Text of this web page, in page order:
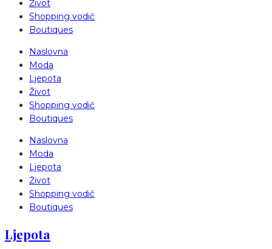
Život
Shopping vodič
Boutiques
Naslovna
Moda
Ljepota
Život
Shopping vodič
Boutiques
Naslovna
Moda
Ljepota
Život
Shopping vodič
Boutiques
Ljepota